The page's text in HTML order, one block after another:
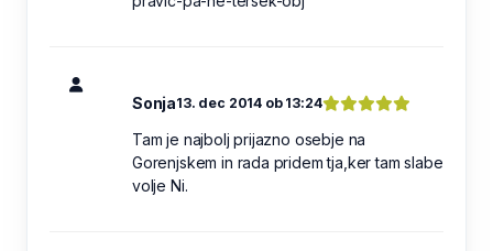
Sonja13. dec 2014 ob 13:24
Tam je najbolj prijazno osebje na
Gorenjskem in rada pridem tja,ker tam slabe
volje Ni.